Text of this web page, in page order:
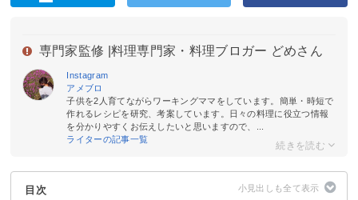
専門家監修 | 料理専門家・料理ブロガー どめさん
Instagram
アメブロ
子供を2人育てながらワーキングママをしています。簡単・時短で
作れるレシピを研究、考案しています。日々の料理に役立つ情報
を分かりやすくお伝えしたいと思いますので、...
ライターの記事一覧
目次